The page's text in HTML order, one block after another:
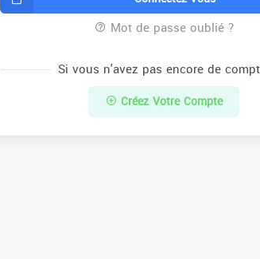
Mot de passe oublié ?
Si vous n'avez pas encore de
Créez Votre Compte